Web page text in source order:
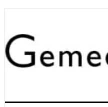
Skip
primary
navigation
Skip
content
Skip
primary
sidebar
Skip
footer